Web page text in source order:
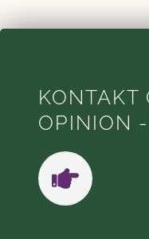
KONTAKT
OPINION